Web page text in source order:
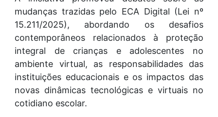
mudanças trazidas pelo ECA Digital (Lei nº
15.211/2025), abordando os desafios
contemporâneos relacionados à proteção
integral de crianças e adolescentes no
ambiente virtual, as responsabilidades das
instituições educacionais e os impactos das
novas dinâmicas tecnológicas e virtuais no
cotidiano escolar.